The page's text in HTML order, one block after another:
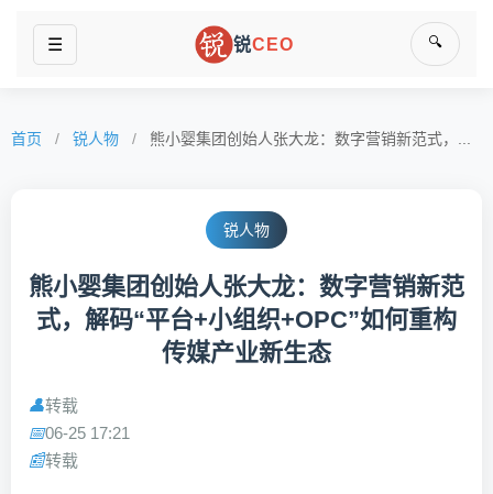
☰ 锐CEO 🔍
首页 / 锐人物 / 熊小婴集团创始人张大龙：数字营销新范式，...
锐人物
熊小婴集团创始人张大龙：数字营销新范
式，解码“平台+小组织+OPC”如何重构
传媒产业新生态
👤转载
📅06-25 17:21
📰转载